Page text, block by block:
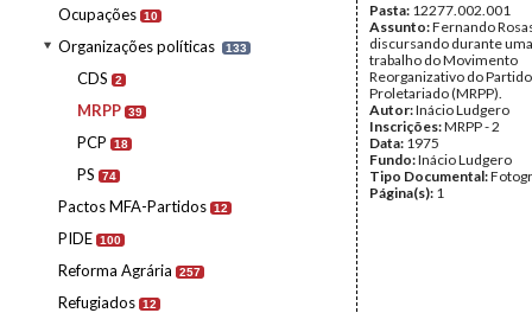
Ocupações 10
Organizações políticas 133
CDS 2
MRPP 39
PCP 18
PS 74
Pactos MFA-Partidos 12
PIDE 100
Reforma Agrária 257
Refugiados 12
Pasta: 12277.002.001
Assunto:Fernando
discursando durante
trabalho do Movimento
Reorganizativo do
Proletariado (MRPP).
Autor:Inácio Ludgero
Inscrições:MRPP - 2
Data: 1975
Fundo:Inácio Ludgero
Tipo Documental:
Página(s): 1